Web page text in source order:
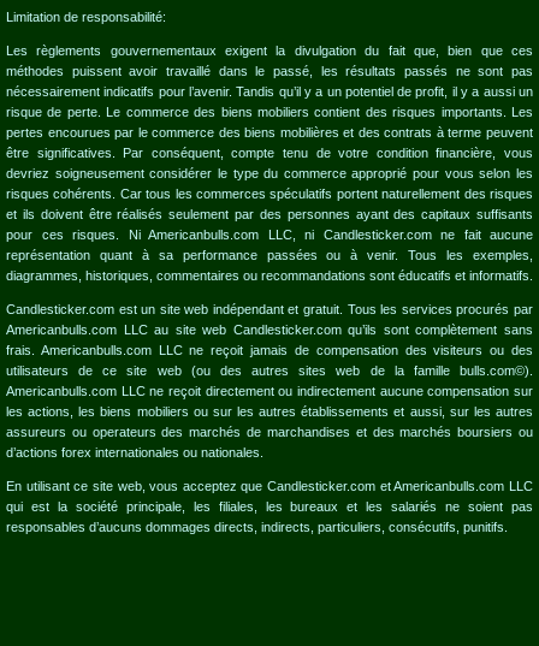
Limitation de responsabilité:
Les règlements gouvernementaux exigent la divulgation du fait que, bien que ces
méthodes puissent avoir travaillé dans le passé, les résultats passés ne sont pas
nécessairement indicatifs pour l’avenir. Tandis qu’il y a un potentiel de profit, il y a aussi un
risque de perte. Le commerce des biens mobiliers contient des risques importants. Les
pertes encourues par le commerce des biens mobilières et des contrats à terme peuvent
être significatives. Par conséquent, compte tenu de votre condition financière, vous
devriez soigneusement considérer le type du commerce approprié pour vous selon les
risques cohérents. Car tous les commerces spéculatifs portent naturellement des risques
et ils doivent être réalisés seulement par des personnes ayant des capitaux suffisants
pour ces risques. Ni Americanbulls.com LLC, ni Candlesticker.com ne fait aucune
représentation quant à sa performance passées ou à venir. Tous les exemples,
diagrammes, historiques, commentaires ou recommandations sont éducatifs et informatifs.
Candlesticker.com est un site web indépendant et gratuit. Tous les services procurés par
Americanbulls.com LLC au site web Candlesticker.com qu’ils sont complètement sans
frais. Americanbulls.com LLC ne reçoit jamais de compensation des visiteurs ou des
utilisateurs de ce site web (ou des autres sites web de la famille bulls.com©).
Americanbulls.com LLC ne reçoit directement ou indirectement aucune compensation sur
les actions, les biens mobiliers ou sur les autres établissements et aussi, sur les autres
assureurs ou operateurs des marchés de marchandises et des marchés boursiers ou
d’actions forex internationales ou nationales.
En utilisant ce site web, vous acceptez que Candlesticker.com et Americanbulls.com LLC
qui est la société principale, les filiales, les bureaux et les salariés ne soient pas
responsables d’aucuns dommages directs, indirects, particuliers, consécutifs, punitifs.